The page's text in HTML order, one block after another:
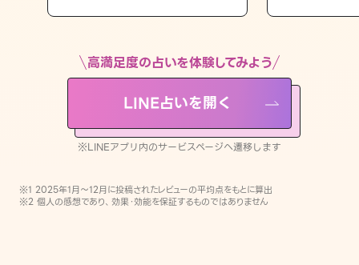
LINE占いを開く
※LINEアプリ内のサービスページへ遷移します
高満足度の占いを体験してみよう
LINE占いを開く
※LINEアプリ内のサービスページへ遷移します
※1 2025年1月〜12月に投稿されたレビューの平均点をもとに算出
※2 個人の感想であり、効果・効能を保証するものではありません